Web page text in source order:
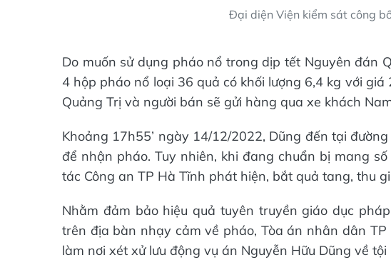
Đại diện Viện kiểm sát công
Do muốn sử dụng pháo nổ trong dịp tết Nguyên đán
4 hộp pháo nổ loại 36 quả có khối lượng 6,4 kg với
Quảng Trị và người bán sẽ gửi hàng qua xe khách
Khoảng 17h55’ ngày 14/12/2022, Dũng đến tại
để nhận pháo. Tuy nhiên, khi đang chuẩn bị mang
tác Công an TP Hà Tĩnh phát hiện, bắt quả tang, thu
Nhằm đảm bảo hiệu quả tuyên truyền giáo dục
trên địa bàn nhạy cảm về pháo, Tòa án nhân dân
làm nơi xét xử lưu động vụ án Nguyễn Hữu Dũng về tội